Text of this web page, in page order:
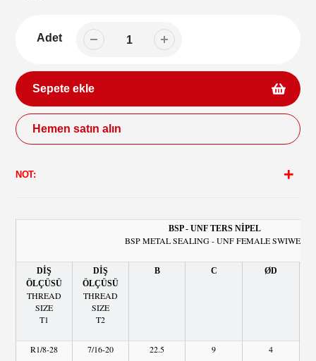
Adet
Sepete ekle
Hemen satın alın
ürün
NOT:
BSP - UNF TERS NİPEL
BSP METAL SEALING - UNF FEMALE SWIWEL
DİŞ
ÖLÇÜSÜ
THREAD
SIZE
T1
DİŞ
ÖLÇÜSÜ
THREAD
SIZE
T2
B C ØD
R1/8-28 7/16-20 22.5 9 4